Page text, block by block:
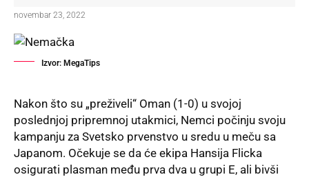
novembar 23, 2022
Izvor: MegaTips
Nakon što su „preživeli“ Oman (1-0) u svojoj
poslednjoj pripremnoj utakmici, Nemci počinju svoju
kampanju za Svetsko prvenstvo u sredu u meču sa
Japanom. Očekuje se da će ekipa Hansija Flicka
osigurati plasman među prva dva u grupi E, ali bivši